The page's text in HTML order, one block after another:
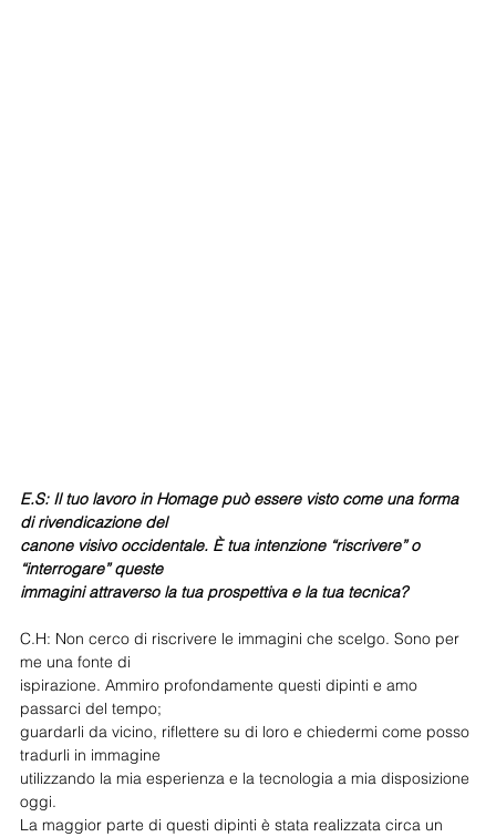
E.S: Il tuo lavoro in Homage può essere visto come una forma
di rivendicazione del
canone visivo occidentale. È tua intenzione “riscrivere” o
“interrogare” queste
immagini attraverso la tua prospettiva e la tua tecnica?
C.H: Non cerco di riscrivere le immagini che scelgo. Sono per
me una fonte di
ispirazione. Ammiro profondamente questi dipinti e amo
passarci del tempo;
guardarli da vicino, riflettere su di loro e chiedermi come posso
tradurli in immagine
utilizzando la mia esperienza e la tecnologia a mia disposizione
oggi.
La maggior parte di questi dipinti è stata realizzata circa un